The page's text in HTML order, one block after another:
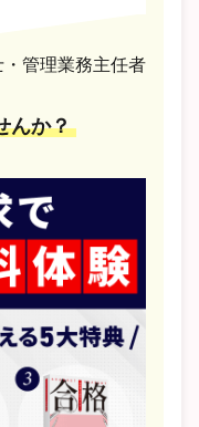
管理業務主任者
んか？